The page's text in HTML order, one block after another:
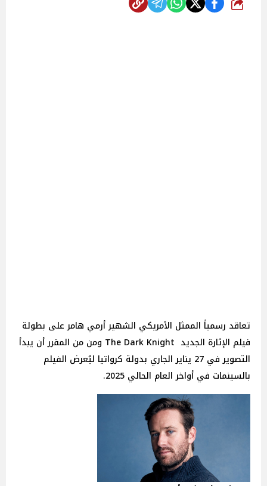
شارك
تعاقد رسمياً الممثل الأمريكي الشهير أرمي هامر على بطولة
فيلم الإثارة الجديد
The Dark Knight ومن من المقرر أن يبدأ
التصوير في 27 يناير الجاري بدولة كرواتيا ليُعرض الفيلم
بالسينمات في أواخر العام الحالي 2025.